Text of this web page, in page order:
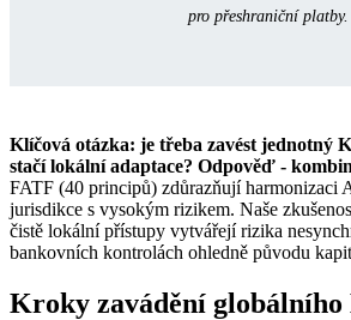
pro přeshraniční platby.
Klíčová otázka: je třeba zavést jednotný
stačí lokální adaptace? Odpověď -
FATF (40 principů) zdůrazňují harmonizaci
jurisdikce s vysokým rizikem. Naše
čistě lokální přístupy vytvářejí rizika
bankovních kontrolách ohledně původu
Kroky zavádění